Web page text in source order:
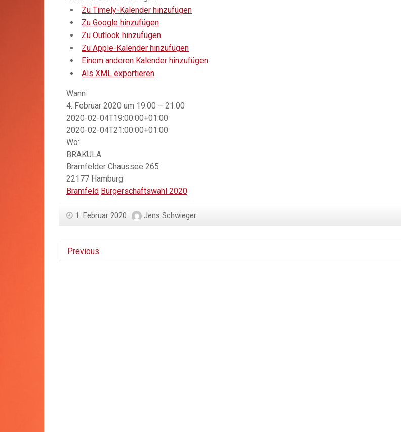
Zu Timely-Kalender hinzufügen
Zu Google hinzufügen
Zu Outlook hinzufügen
Zu Apple-Kalender hinzufügen
Einem anderen Kalender hinzufügen
Als XML exportieren
Wann:
4. Februar 2020 um 19:00 – 21:00
2020-02-04T19:00:00+01:00
2020-02-04T21:00:00+01:00
Wo:
BRAKULA
Bramfelder Chaussee 265
22177 Hamburg
Bramfeld Bürgerschaftswahl 2020
1. Februar 2020 Jens Schwieger
Previous